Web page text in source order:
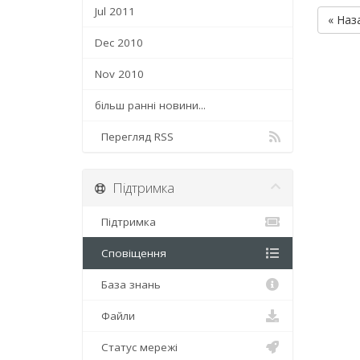
Jul 2011
Dec 2010
Nov 2010
більш ранні новини...
Перегляд RSS
«
Підтримка
Підтримка
Сповіщення
База знань
Файли
Статус мережі